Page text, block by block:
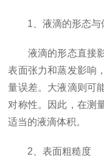
1、液滴的形态与
液滴的形态直接影
表面张力和蒸发影响
量误差。大液滴则可
对称性。因此，在测
适当的液滴体积。
2、表面粗糙度